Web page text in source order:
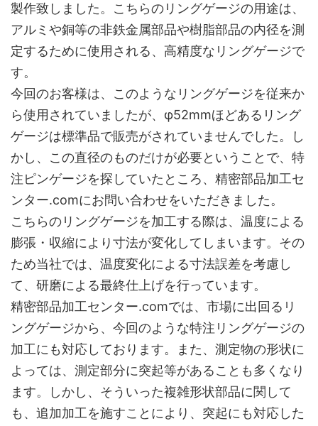
製作致しました。こちらのリングゲージの用途は、
アルミや銅等の非鉄金属部品や樹脂部品の内径を測
定するために使用される、高精度なリングゲージで
す。
今回のお客様は、このようなリングゲージを従来か
ら使用されていましたが、φ52mmほどあるリング
ゲージは標準品で販売がされていませんでした。し
かし、この直径のものだけが必要ということで、特
注ピンゲージを探していたところ、精密部品加工セ
ンター.comにお問い合わせをいただきました。
こちらのリングゲージを加工する際は、温度による
膨張・収縮により寸法が変化してしまいます。その
ため当社では、温度変化による寸法誤差を考慮し
て、研磨による最終仕上げを行っています。
精密部品加工センター.comでは、市場に出回るリ
ングゲージから、今回のような特注リングゲージの
加工にも対応しております。また、測定物の形状に
よっては、測定部分に突起等があることも多くなり
ます。しかし、そういった複雑形状部品に関して
も、追加加工を施すことにより、突起にも対応した